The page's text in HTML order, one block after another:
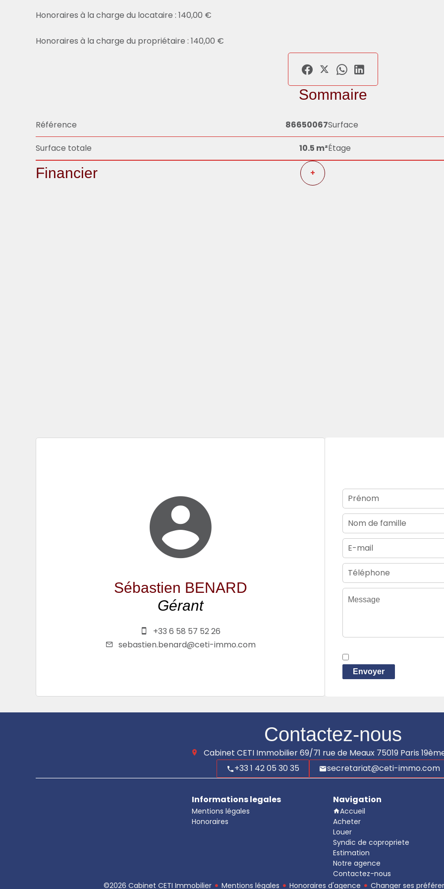
Honoraires à la charge du locataire : 140,00 €
Honoraires à la charge du propriétaire : 140,00 €
Sommaire
Référence 86650067Surface
Surface totale 10.5 m²Étage
Financier +
Sébastien BENARD
Gérant
+33 6 58 57 52 26
sebastien.benard@ceti-immo.com
Envoyer
Contactez-nous
Cabinet CETI Immobilier69/71 rue de Meaux 75019Paris
+33 1 42 05 30 35
secretariat@ceti-immo.com
Informations legales
Mentions légales
Honoraires
Navigation
Accueil
Acheter
Louer
Syndic de copropriete
Estimation
Notre agence
Contactez-nous
©2026 Cabinet CETI Immobilier
Mentions légales Honoraires d'agence Changer ses